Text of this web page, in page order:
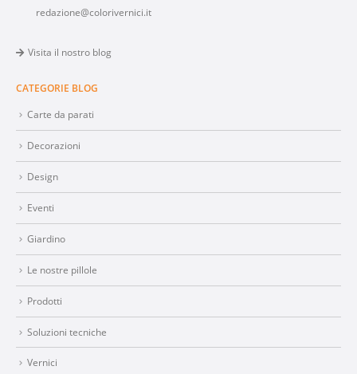
redazione@colorivernici.it
Visita il nostro blog
CATEGORIE BLOG
Carte da parati
Decorazioni
Design
Eventi
Giardino
Le nostre pillole
Prodotti
Soluzioni tecniche
Vernici